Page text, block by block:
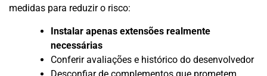
medidas para reduzir o risco:
Instalar apenas extensões realmente
necessárias
Conferir avaliações e histórico do desenvolvedor
Desconfiar de complementos que prometem